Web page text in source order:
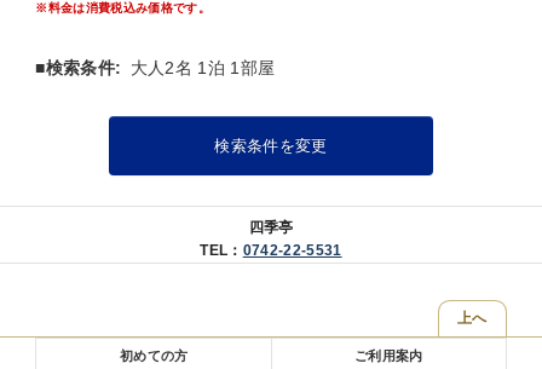
の表玄関、一之鳥居がございます。
鹿が全国的に有名ではありますが、池の辺りや長い参道があり豊
早朝散歩は無人エリアが多く貸切状態と感じるかもしれません。
※100％ナチュラルのVegan対応スイーツです。
宿泊プランのお食事は各部屋タイプの通常コースですが、
※料金は消費税込み価格です。
■検索条件: 大人2名 1泊 1部屋
検索条件を変更
四季亭
TEL： 0742-22-5531
上へ
初めての方 ご利用案内